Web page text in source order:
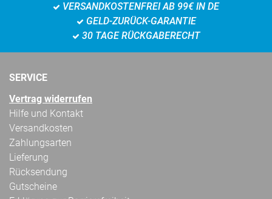
VERSANDKOSTENFREI AB 99€ IN DE
GELD-ZURÜCK-GARANTIE
30 TAGE RÜCKGABERECHT
SERVICE
Vertrag widerrufen
Hilfe und Kontakt
Versandkosten
Zahlungsarten
Lieferung
Rücksendung
Gutscheine